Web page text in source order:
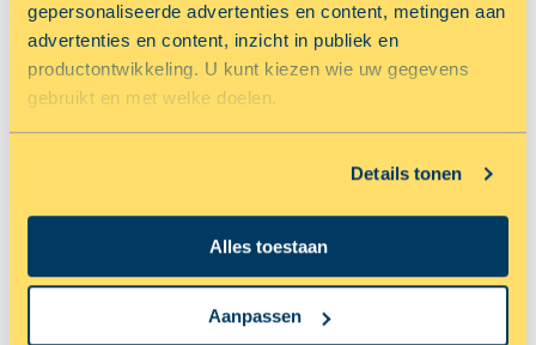
gepersonaliseerde advertenties en content, metingen aan
advertenties en content, inzicht in publiek en
productontwikkeling. U kunt kiezen wie uw gegevens
gebruikt en met welke doelen.
die tot een paar meter nauwkeurig kan zijn
Uw apparaat identificeren door het actief te scannen
op specifieke eigenschappen (fingerprinting)
Lees meer over hoe uw persoonlijke gegevens worden
Details tonen
Alles toestaan
Aanpassen
RESERVEER NU MET 33.33% KORTING